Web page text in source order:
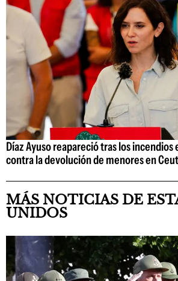
Díaz Ayuso reapareció tras los incendios
contra la devolución de menores en
MÁS NOTICIAS DE
UNIDOS